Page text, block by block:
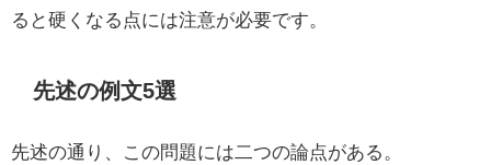
ると硬くなる点には注意が必要です。
先述の例文5選
先述の通り、この問題には二つの論点がある。